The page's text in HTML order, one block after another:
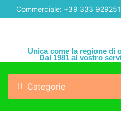
Commerciale: +39 333
Unica come la regione di
Dal 1981 al vostro
Categorie